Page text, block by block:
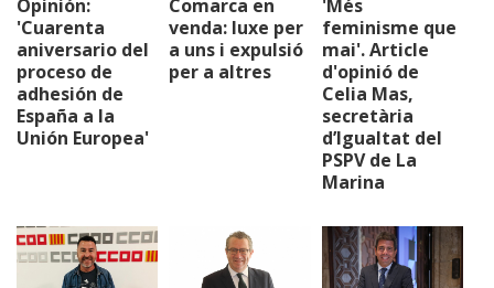
Opinión:
'Cuarenta
aniversario del
proceso de
adhesión de
España a la
Unión Europea'
Comarca en
venda: luxe per
a uns i expulsió
per a altres
'Més
feminisme que
mai'. Article
d'opinió de
Celia Mas,
secretària
d’Igualtat del
PSPV de La
Marina